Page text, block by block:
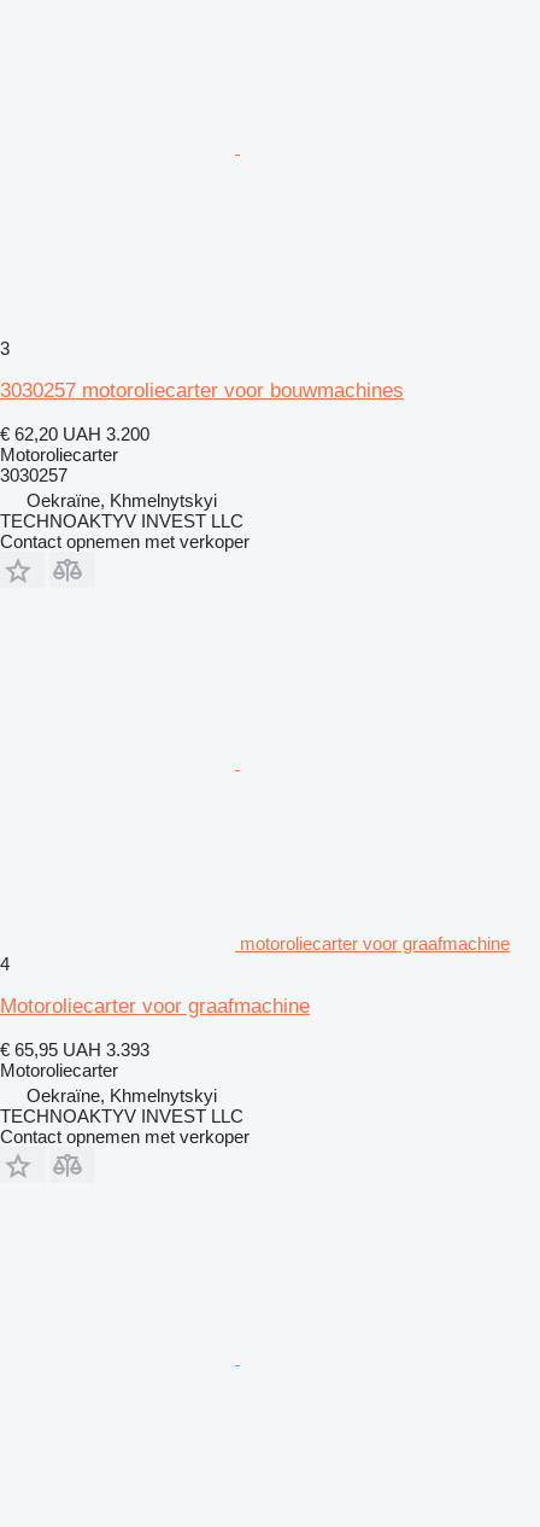
3
3030257 motoroliecarter voor bouwmachines
€ 62,20 UAH 3.200
Motoroliecarter
3030257
Oekraïne, Khmelnytskyi
TECHNOAKTYV INVEST LLC
Contact opnemen met verkoper
motoroliecarter voor graafmachine
4
Motoroliecarter voor graafmachine
€ 65,95 UAH 3.393
Motoroliecarter
Oekraïne, Khmelnytskyi
TECHNOAKTYV INVEST LLC
Contact opnemen met verkoper